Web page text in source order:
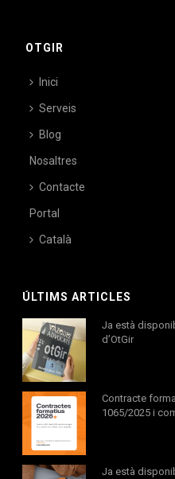
OTGIR
Inici
Serveis
Blog
Nosaltres
Contacte
Portal
Català
ÚLTIMS ARTICLES
Ja està
d’OtGir
Contracte
1065/2025 i
Ja està